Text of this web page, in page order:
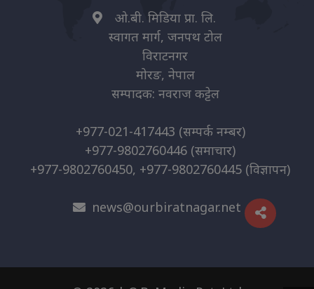
ओ.बी. मिडिया प्रा. लि.
स्वागत मार्ग, जनपथ टोल
विराटनगर
मोरङ, नेपाल
सम्पादक: नवराज कट्टेल
+977-021-417443 (सम्पर्क नम्बर)
+977-9802760446 (समाचार)
+977-9802760450, +977-9802760445 (विज्ञापन)
news@ourbiratnagar.net